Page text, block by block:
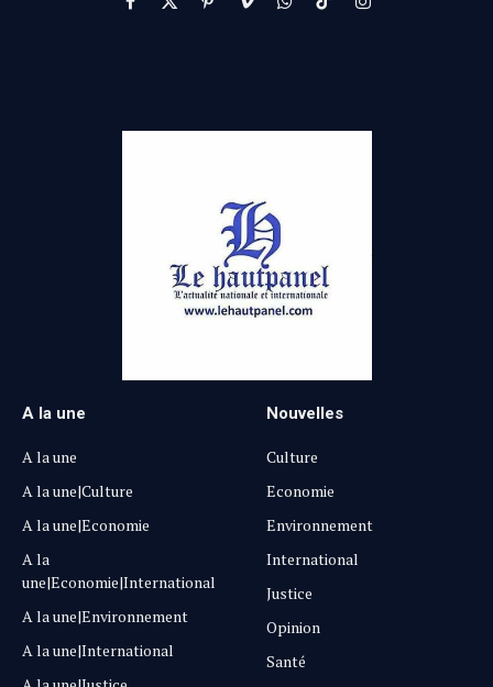
Facebook
X
PinterestVimeoWhatsApp
TikTokInstagram
A la une
A la une
A la une|Culture
A la une|Economie
A la
une|Economie|International
A la une|Environnement
A la une|International
Nouvelles
Culture
Economie
Environnement
International
Justice
Opinion
Santé